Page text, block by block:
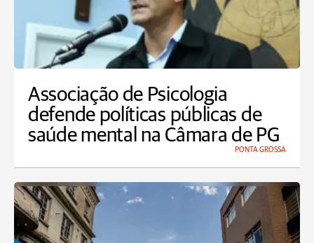
Associação de Psicologia
defende políticas públicas de
saúde mental na Câmara de PG
PONTA GROSSA